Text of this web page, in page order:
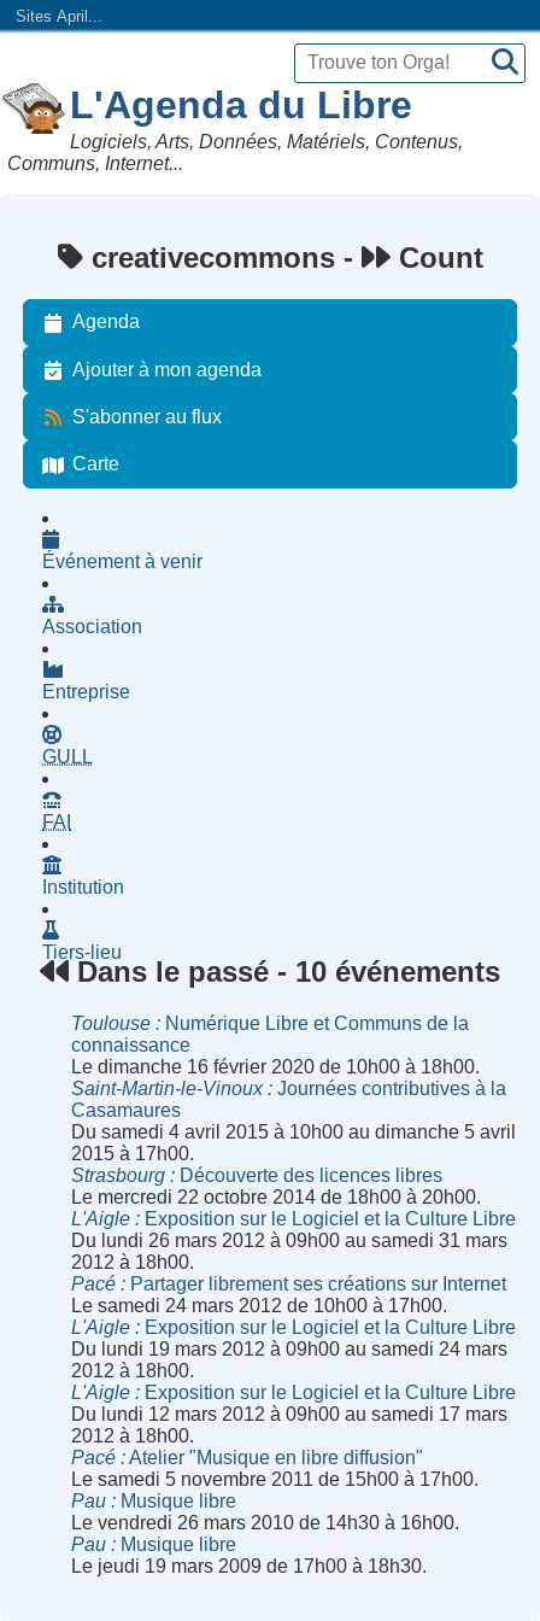
Sites April...
L'Agenda du Libre
Logiciels, Arts, Données, Matériels, Contenus,
Communs, Internet...
creativecommons - Count
Agenda
Ajouter à mon agenda
S'abonner au flux
Carte
Événement à venir
Association
Entreprise
GULL
FAI
Institution
Tiers-lieu
Dans le passé - 10 événements
Toulouse
Numérique Libre et Communs de la
connaissance
Le dimanche 16 février 2020 de 10h00 à 18h00.
Saint-Martin-le-Vinoux
Journées contributives à la
Casamaures
Du samedi 4 avril 2015 à 10h00 au dimanche 5 avril
2015 à 17h00.
Strasbourg
Découverte des licences libres
Le mercredi 22 octobre 2014 de 18h00 à 20h00.
L'Aigle
Exposition sur le Logiciel et la Culture Libre
Du lundi 26 mars 2012 à 09h00 au samedi 31 mars
2012 à 18h00.
Pacé
Partager librement ses créations sur Internet
Le samedi 24 mars 2012 de 10h00 à 17h00.
L'Aigle
Exposition sur le Logiciel et la Culture Libre
Du lundi 19 mars 2012 à 09h00 au samedi 24 mars
2012 à 18h00.
L'Aigle
Exposition sur le Logiciel et la Culture Libre
Du lundi 12 mars 2012 à 09h00 au samedi 17 mars
2012 à 18h00.
Pacé
Atelier "Musique en libre diffusion"
Le samedi 5 novembre 2011 de 15h00 à 17h00.
Pau
Musique libre
Le vendredi 26 mars 2010 de 14h30 à 16h00.
Pau
Musique libre
Le jeudi 19 mars 2009 de 17h00 à 18h30.